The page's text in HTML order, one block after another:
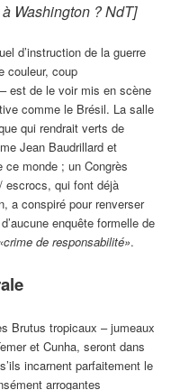
Washington ? NdT]
d’instruction de la guerre
couleur, coup
– est de le voir mis en scène
comme le Brésil. La salle
qui rendrait verts de
Jean Baudrillard et
ce monde ; un Congrès
escrocs, qui font déjà
a conspiré pour renverser
enquête formelle de
de responsabilité».
Brutus tropicaux – jumeaux
et Cunha, seront dans
incarnent parfaitement le
arrogantes